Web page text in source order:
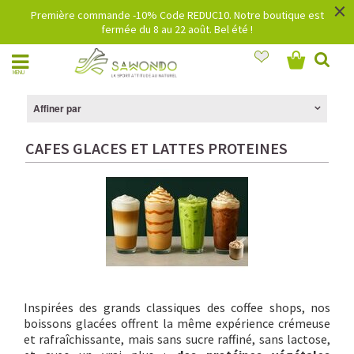
Première commande -10% Code REDUC10. Notre boutique est
fermée du 8 au 22 août. Bel été !
×
MENU
Affiner par
CAFES GLACES ET LATTES PROTEINES
Inspirées des grands classiques des coffee shops, nos
boissons glacées offrent la même expérience crémeuse
et rafraîchissante, mais sans sucre raffiné, sans lactose,